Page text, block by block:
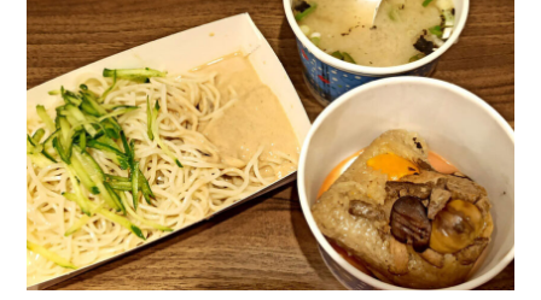
式
鍋
放
題-
台
北
忠
孝
東
店，
極
上
和
牛
三
吃